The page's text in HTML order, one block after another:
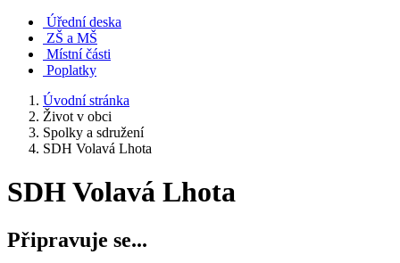
Úřední deska
ZŠ a MŠ
Místní části
Poplatky
Úvodní stránka
Život v obci
Spolky a sdružení
SDH Volavá Lhota
SDH Volavá Lhota
Připravuje se...